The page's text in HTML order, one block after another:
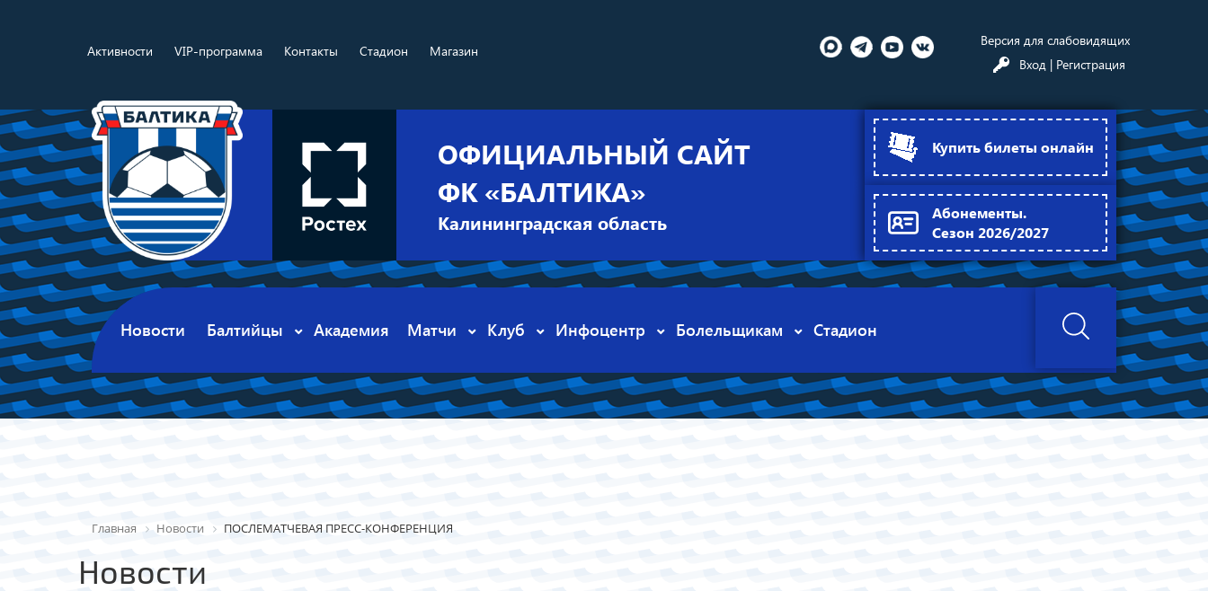
Активности VIP-программа Контакты Стадион Магазин
Версия для слабовидящих
Вход | Регистрация
ОФИЦИАЛЬНЫЙ САЙТ
ФК «БАЛТИКА»
Калининградская область
Купить билеты онлайн
Абонементы.
Сезон 2026/2027
Новости Балтийцы Академия Матчи Клуб Инфоцентр Болельщикам Стадион
Главная Новости ПОСЛЕМАТЧЕВАЯ ПРЕСС-КОНФЕРЕНЦИЯ
Новости